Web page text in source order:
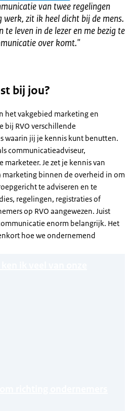
van twee regelingen
zit ik heel dicht bij de mens.
te leven in de lezer en me bezig te
over komt."
bij jou?
het vakgebied marketing en
bij RVO verschillende
waarin jij je kennis kunt benutten.
communicatieadviseur,
Je zet je kennis van
binnen de overheid in om
te adviseren en te
regelingen, registraties of
op RVO aangewezen. Juist
enorm belangrijk. Het
hoe we ondernemend